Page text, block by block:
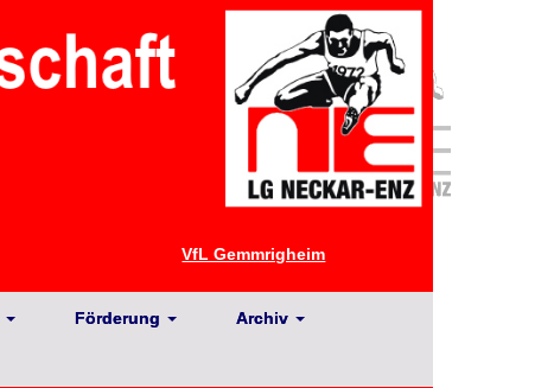
VfL Gemmrigheim
Förderung Archiv